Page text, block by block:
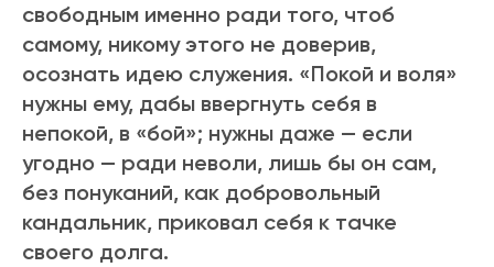
свободным именно ради того, чтоб
самому, никому этого не доверив,
осознать идею служения. «Покой и воля»
нужны ему, дабы ввергнуть себя в
непокой, в «бой»; нужны даже — если
угодно — ради неволи, лишь бы он сам,
без понуканий, как добровольный
кандальник, приковал себя к тачке
своего долга.